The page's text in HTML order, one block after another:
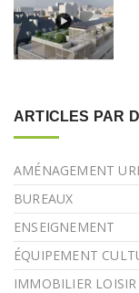
ARTICLES PAR
AMÉNAGEMENT
BUREAUX
ENSEIGNEMENT
ÉQUIPEMENT
IMMOBILIER LOISIR